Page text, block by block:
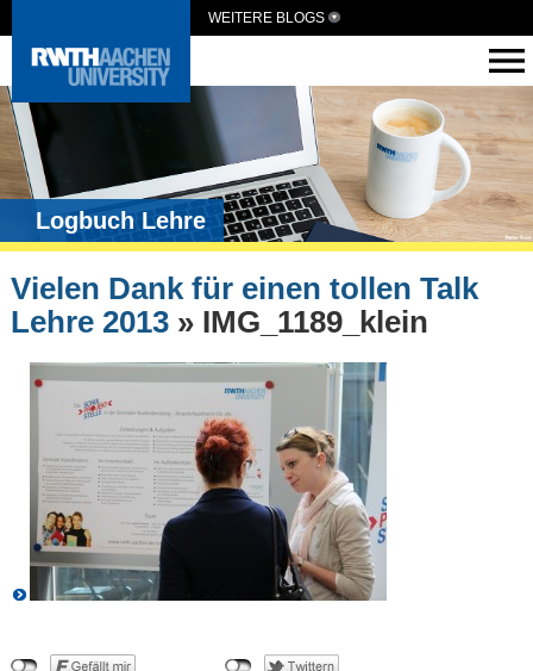
WEITERE BLOGS
Logbuch Lehre
Vielen Dank für einen tollen Talk
Lehre 2013» IMG_1189_klein